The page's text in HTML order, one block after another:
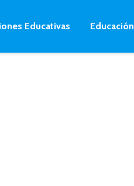
Educativas Educación